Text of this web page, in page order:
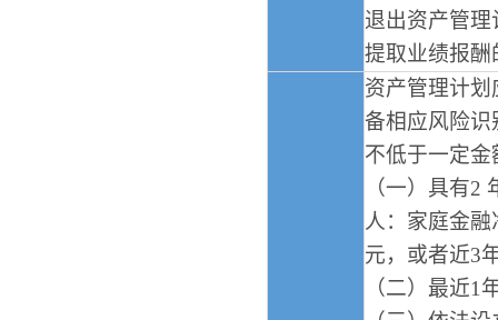
退出资产管
提取业绩报
资产管理计
备相应风险
不低于一定
（一）具有2
人：家庭金
元，或者近3
（二）最近1